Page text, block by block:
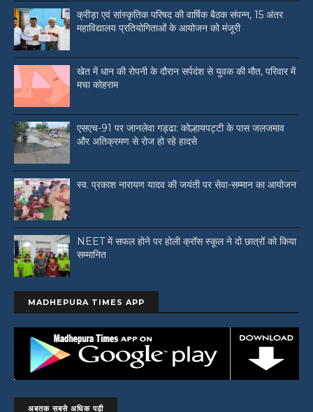
क्रीड़ा एवं सांस्कृतिक परिषद की वार्षिक बैठक संपन्न, 15 अंतर
महाविद्यालय प्रतियोगिताओं के आयोजन को मंजूरी
खेत में धान की रोपनी के दौरान सर्पदंश से युवक की मौत, परिवार में
मचा कोहराम
एसएच-91 पर जानलेवा गड्ढा: कोल्हायपट्टी के पास जलजमाव
और अतिक्रमण से रोज हो रहे हादसे
स्व. प्रकाश नारायण यादव की जयंती पर सेवा-सम्मान का आयोजन
NEET में सफल होने पर होली क्रॉस स्कूल ने दो छात्रों को किया
सम्मानित
MADHEPURA TIMES APP
अबतक सबसे अधिक पढ़ी